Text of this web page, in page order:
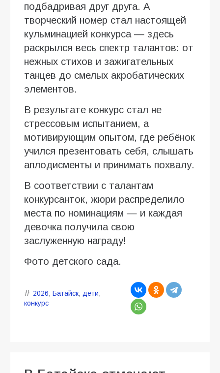
подбадривая друг друга. А
творческий номер стал настоящей
кульминацией конкурса — здесь
раскрылся весь спектр талантов: от
нежных стихов и зажигательных
танцев до смелых акробатических
элементов.
В результате конкурс стал не
стрессовым испытанием, а
мотивирующим опытом, где ребёнок
учился презентовать себя, слышать
аплодисменты и принимать похвалу.
В соответствии с талантам
конкурсанток, жюри распределило
места по номинациям — и каждая
девочка получила свою
заслуженную награду!
Фото детского сада.
2026, Батайск, дети,
конкурс